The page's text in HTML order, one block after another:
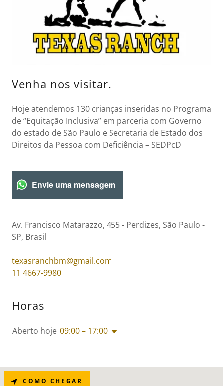
Venha nos visitar.
Hoje atendemos 130 crianças inseridas no Programa
de “Equitação Inclusiva” em parceria com Governo
do estado de São Paulo e Secretaria de Estado dos
Direitos da Pessoa com Deficiência – SEDPcD
Envie uma mensagem
Av. Francisco Matarazzo, 455 - Perdizes, São Paulo -
SP, Brasil
texasranchbm@gmail.com
11 4667-9980
Horas
Aberto hoje 09:00 – 17:00
COMO CHEGAR